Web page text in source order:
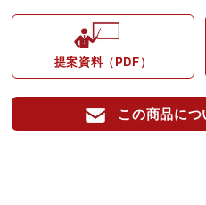
提案資料（PDF）
この商品に